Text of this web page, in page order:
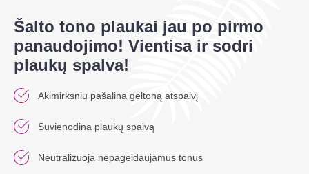
Šalto tono plaukai jau po pirmo
panaudojimo! Vientisa ir sodri
plaukų spalva!
Akimirksniu pašalina geltoną atspalvį
Suvienodina plaukų spalvą
Neutralizuoja nepageidaujamus tonus